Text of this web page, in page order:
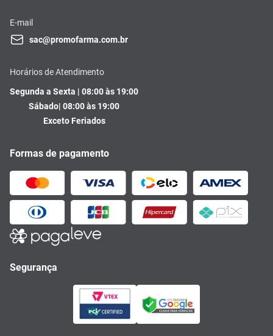
E-mail
sac@promofarma.com.br
Horários de Atendimento
Segunda a Sexta | 08:00 às 19:00
Sábado| 08:00 às 19:00
Exceto Feriados
Formas de pagamento
Segurança